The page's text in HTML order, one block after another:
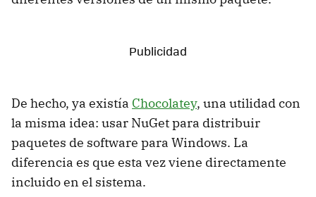
De hecho, ya existía Chocolatey, una utilidad con
la misma idea: usar NuGet para distribuir
paquetes de software para Windows. La
diferencia es que esta vez viene directamente
incluido en el sistema.